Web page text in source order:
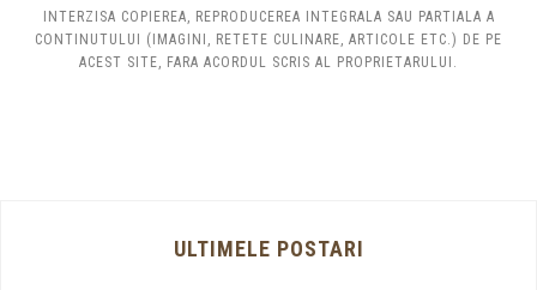
INTERZISA COPIEREA, REPRODUCEREA INTEGRALA SAU PARTIALA A
CONTINUTULUI (IMAGINI, RETETE CULINARE, ARTICOLE ETC.) DE PE
ACEST SITE, FARA ACORDUL SCRIS AL PROPRIETARULUI.
ULTIMELE POSTARI